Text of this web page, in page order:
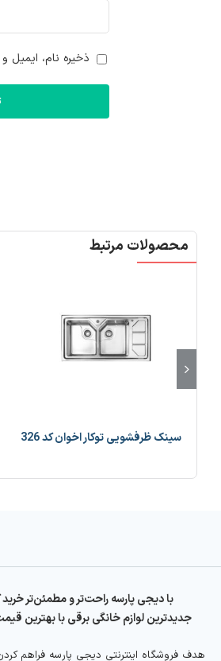
ذخیره نام، ایمیل
محصولات مرتبط
سینک ظرفشویی توکار اخوان کد 326
با دیجی پارسه راحت‌تر و مطمئن‌تر
جدیدترین لوازم خانگی برقی با بهترین
هدف فروشگاه اینترنتی دیجی پارسه فراهم